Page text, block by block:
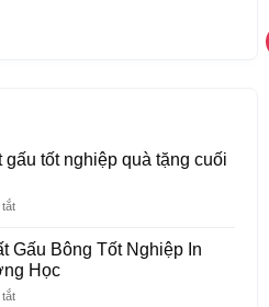
tốt nghiệp quà tặng cuối
tắtở
sản
xuất
gấu
tốt
Gấu Bông Tốt Nghiệp In
Học
tắtở